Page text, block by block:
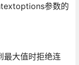
参数的
最大值时拒绝连